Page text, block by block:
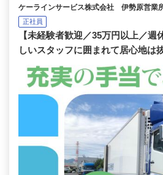
ケーラインサービス株式会社 伊勢原営業
正社員
【未経験者歓迎／35万円以上／週
しいスタッフに囲まれて居心地は